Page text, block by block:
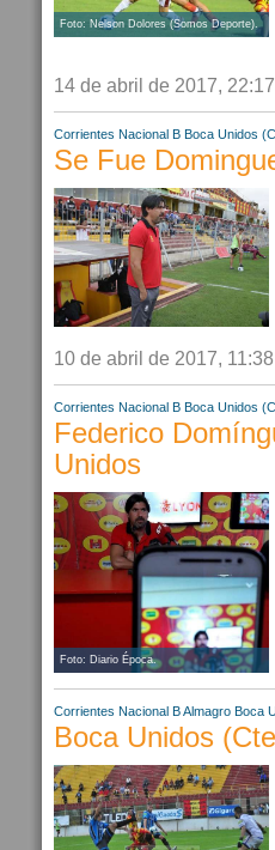
Foto: Nelson Dolores (Somos Deporte).
14 de abril de 2017, 22:17
Corrientes Nacional B Boca Unidos
Se Fue
10 de abril de 2017, 11:38
Corrientes Nacional B Boca Unidos
Federico
Unidos
Foto: Diario Época.
Corrientes Nacional BAlmagro Boca
Boca Unidos